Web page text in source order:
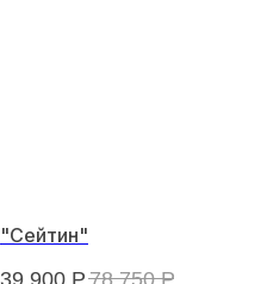
"Сейтин"
39 900 Р 78 750 Р